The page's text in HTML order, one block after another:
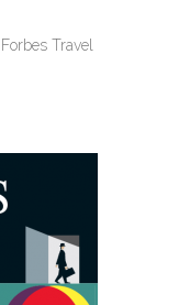
Forbes Travel